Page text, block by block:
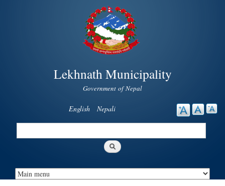
main
content
Lekhnath Municipality
Government of Nepal
English Nepali
Search